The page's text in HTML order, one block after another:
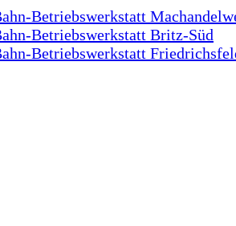
Betriebswerkstatt
Betriebswerkstatt Britz-Süd
Betriebswerkstatt